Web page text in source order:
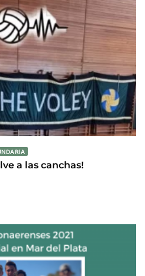
a las canchas!